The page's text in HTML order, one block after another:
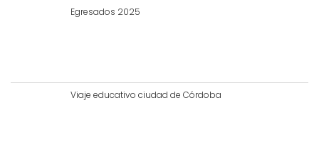
Egresados 2025
Viaje educativo ciudad de Córdoba